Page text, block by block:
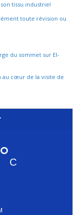
tissu industriel
toute révision ou
du sommet sur El-
au cœur de la visite de
C